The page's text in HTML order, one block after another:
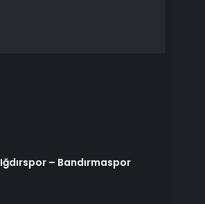
Iğdırspor – Bandırmaspor